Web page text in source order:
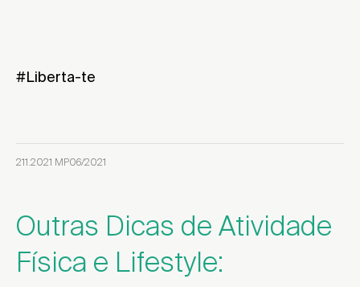
#Liberta-te
211.2021 MP06/2021
Outras Dicas de Atividade
Física e Lifestyle: